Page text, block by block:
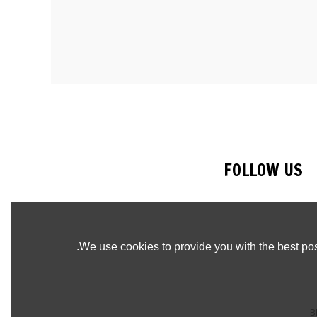
FOLLOW US
We use cookies to provide you with the best